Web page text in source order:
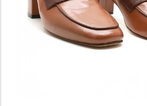
SANDALES PLATES & MEDICALES FEMME
SANDALES SOIRÉES FEMME